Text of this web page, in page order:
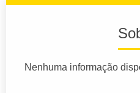
Nenhuma informação